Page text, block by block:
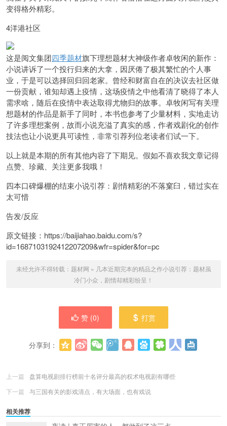
变得格外精彩。
4洋港社区
这是阅文集团四季题材旗下理想题材大神级作者卓牧闲的新作：
小说讲诉了一个投行归来的大拿，因厌倦了极其繁忙的个人事
业，于是可以选择回归回老家。曾经和财富自在的决议去社区做
一份贡献，谁知却遇上疫情，这场疫情之中他看清了晓得了本人
需求啥，随后在疫情中表达取得尤物归的故事。卓牧闲写有关理
想题材的作品是新手了同时，本书也参考了少量材料，实地走访
了许多理想案例，故而小说充溢了真实的感，作者戏剧化的创作
技法也让小说更具可读性，非常引荐列位老读者们试一下。
以上就是本期的所有其他内容了下期见。假如不喜欢我文章记得
点赞、珍藏、关注更多我哦！
四本口碑爆棚的结束小说引荐：剧情精彩的不落窠臼，错过实在
太可惜
告发/反应
原文链接：https://baijiahao.baidu.com/s?
id=1687103192412207209&wfr=spider&for=pc
未经允许不得转载： 题材网 » 几本近期完本的精品之作小说引荐：题材虽
冷门小众，剧情却精彩纷呈！
赞 (0) 打赏
分享到：
上一篇
盘算电视剧排行榜前十名评分最高的权术电视剧有哪些
下一篇
与三国有关的影戏清点，有大场面，也有戏说
相关推荐